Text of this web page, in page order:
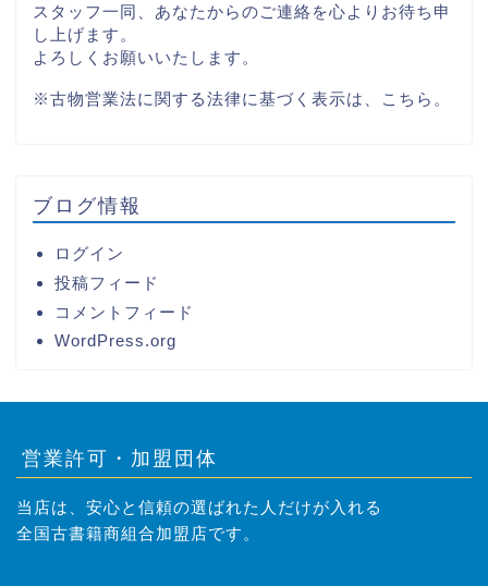
スタッフ一同、あなたからのご連絡を心よりお待ち申
し上げます。
よろしくお願いいたします。
※古物営業法に関する法律に基づく表示は、 こちら。
ブログ情報
ログイン
投稿フィード
コメントフィード
WordPress.org
営業許可・加盟団体
当店は、安心と信頼の選ばれた人だけが入れる
全国古書籍商組合加盟店です。